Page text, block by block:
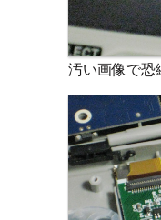
汚い画像で恐